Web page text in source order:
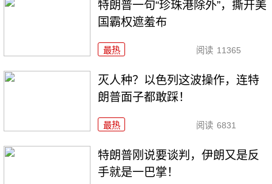
特朗普一句“珍珠港除外”，撕开美
国霸权遮羞布
最热 阅读 11365
灭人种？以色列这波操作，连特
朗普面子都敢踩！
最热 阅读 6831
特朗普刚说要谈判，伊朗又是反
手就是一巴掌！